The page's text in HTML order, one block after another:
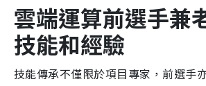
雲端運算前選手兼
技能和經驗
技能傳承不僅限於項目專家，前選手